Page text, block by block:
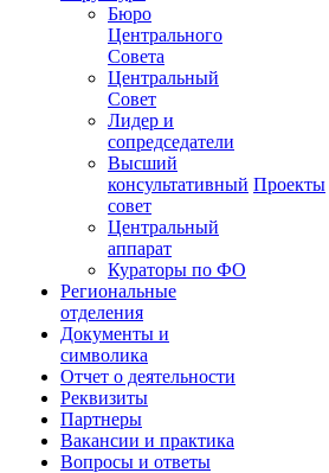
Бюро
Центрального
Совета
Центральный
Совет
Лидер и
сопредседатели
Высший
консультативный
совет
Центральный
аппарат
Кураторы по ФО
Региональные
отделения
Документы и
символика
Отчет о деятельности
Реквизиты
Партнеры
Вакансии и практика
Вопросы и ответы
Проекты